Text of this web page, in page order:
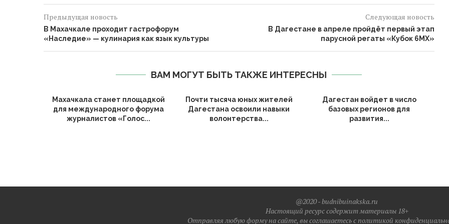
Предыдущая новость
В Махачкале проходит гастрофорум
«Наследие» — кулинария как язык культуры
Следующая новость
В Дагестане в апреле пройдёт первый этап
парусной регаты «Кубок 6МХ»
ВАМ МОГУТ БЫТЬ ТАКЖЕ ИНТЕРЕСНЫ
Махачкала станет площадкой
для международного форума
журналистов «Голос...
Почти тысяча юных жителей
Дагестана освоили навыки
волонтерства...
Дагестан войдет в число
базовых регионов для
развития...
@2020 - budnibuinakska.ru
Настоящий ресурс содержит материалы 18+
Отправляя любую форму на сайте, вы соглашаетесь с политикой